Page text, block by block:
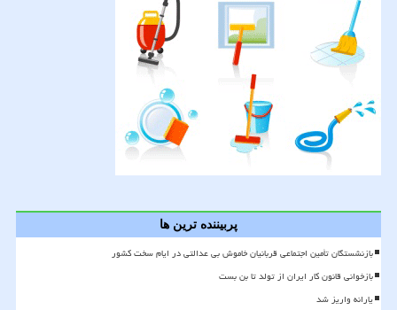
پربیننده ترین ها
بازنشستگان تأمین اجتماعی قربانیان خاموش بی عدالتی در ایام سخت کشور
بازخوانی قانون کار ایران از تولد تا بن بست
یارانه واریز شد